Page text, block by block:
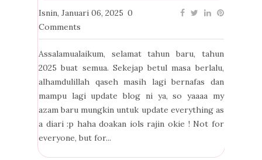
Isnin, Januari 06, 2025 0
Comments
Assalamualaikum, selamat tahun baru, tahun
2025 buat semua. Sekejap betul masa berlalu,
alhamdulillah qaseh masih lagi bernafas dan
mampu lagi update blog ni ya, so yaaaa my
azam baru mungkin untuk update everything as
a diari :p haha doakan iols rajin okie ! Not for
everyone, but for...